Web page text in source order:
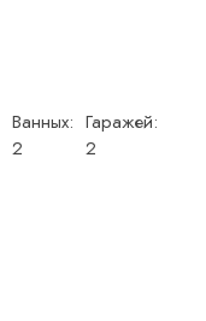
Ванных:
2
Гаражей:
2